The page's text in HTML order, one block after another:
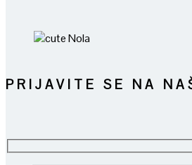
PRIJAVITE SE NA